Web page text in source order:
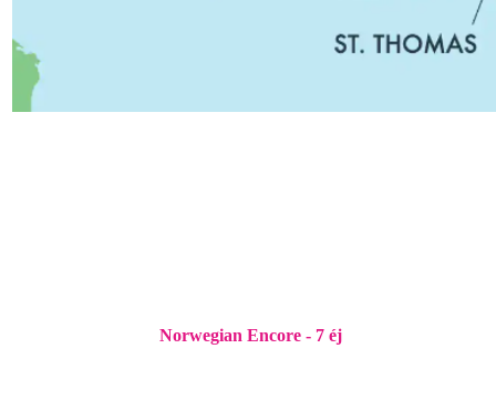
Norwegian Encore - 7 éj